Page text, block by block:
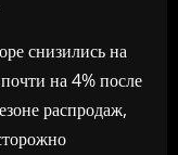
снизились на
на 4% после
распродаж,